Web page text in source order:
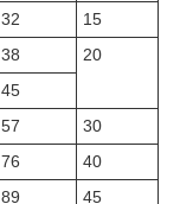
32
15
38
20
45
57
30
76
40
89
45